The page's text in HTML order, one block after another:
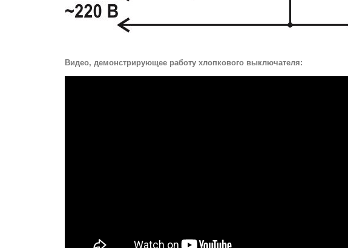
Видео, демонстрирующее работу хлопкового выключателя: